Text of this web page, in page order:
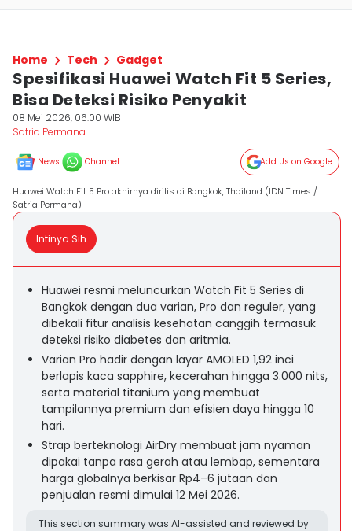
Home Tech Gadget
Spesifikasi Huawei Watch Fit 5 Series,
Bisa Deteksi Risiko Penyakit
08 Mei 2026, 06:00 WIB
Satria Permana
News Channel Add Us on Google
Huawei Watch Fit 5 Pro akhirnya dirilis di Bangkok, Thailand (IDN Times /
Satria Permana)
Intinya Sih
Huawei resmi meluncurkan Watch Fit 5 Series di
Bangkok dengan dua varian, Pro dan reguler, yang
dibekali fitur analisis kesehatan canggih termasuk
deteksi risiko diabetes dan aritmia.
Varian Pro hadir dengan layar AMOLED 1,92 inci
berlapis kaca sapphire, kecerahan hingga 3.000 nits,
serta material titanium yang membuat
tampilannya premium dan efisien daya hingga 10
hari.
Strap berteknologi AirDry membuat jam nyaman
dipakai tanpa rasa gerah atau lembap, sementara
harga globalnya berkisar Rp4–6 jutaan dan
penjualan resmi dimulai 12 Mei 2026.
This section summary was AI-assisted and reviewed by